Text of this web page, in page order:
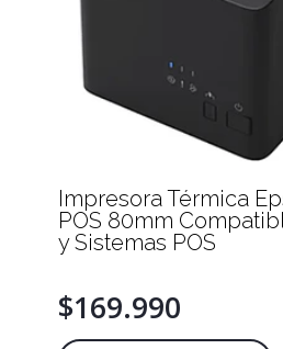
Impresora Térmica
POS 80mm
y Sistemas POS
$169.990